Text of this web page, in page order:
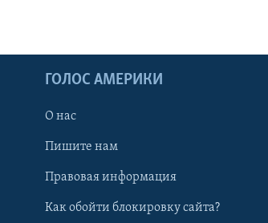
ГОЛОС АМЕРИКИ
О нас
Пишите нам
Правовая информация
Как обойти блокировку сайта?